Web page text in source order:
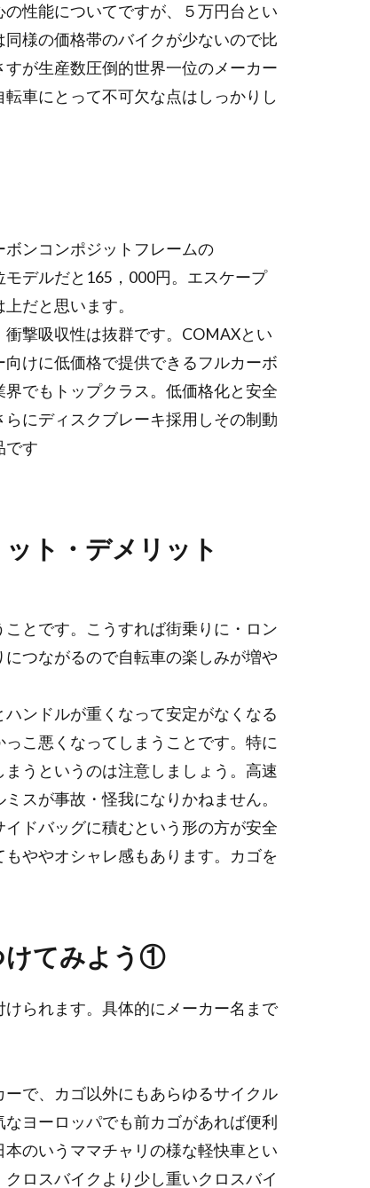
性能についてですが、５万円台とい
様の価格帯のバイクが少ないので比
が生産数圧倒的世界一位のメーカー
車にとって不可欠な点はしっかりし
ンコンポジットフレームの
モデルだと165，000円。エスケープ
だと思います。
撃吸収性は抜群です。COMAXとい
けに低価格で提供できるフルカーボ
でもトップクラス。低価格化と安全
にディスクブレーキ採用しその制動
です
ト・デメリット
とです。こうすれば街乗りに・ロン
つながるので自転車の楽しみが増や
ンドルが重くなって安定がなくなる
こ悪くなってしまうことです。特に
うというのは注意しましょう。高速
スが事故・怪我になりかねません。
ドバッグに積むという形の方が安全
ややオシャレ感もあります。カゴを
けてみよう①
られます。具体的にメーカー名まで
で、カゴ以外にもあらゆるサイクル
ヨーロッパでも前カゴがあれば便利
のいうママチャリの様な軽快車とい
ロスバイクより少し重いクロスバイ